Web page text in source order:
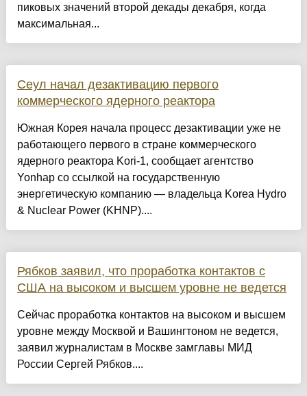
пиковых значений второй декады декабря, когда
максимальная...
Сеул начал дезактивацию первого
коммерческого ядерного реактора
Южная Корея начала процесс дезактивации уже не
работающего первого в стране коммерческого
ядерного реактора Kori-1, сообщает агентство
Yonhap со ссылкой на государственную
энергетическую компанию — владельца Korea Hydro
& Nuclear Power (KHNP)....
Рябков заявил, что проработка контактов с
США на высоком и высшем уровне не ведется
Сейчас проработка контактов на высоком и высшем
уровне между Москвой и Вашингтоном не ведется,
заявил журналистам в Москве замглавы МИД
России Сергей Рябков....